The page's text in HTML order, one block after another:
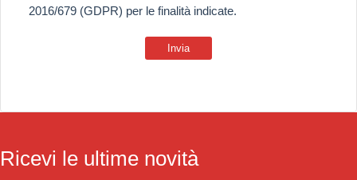
2016/679 (GDPR) per le finalità indicate.
Invia
Ricevi le ultime novità